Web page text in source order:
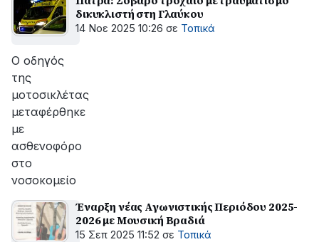
δικυκλιστή στη Γλαύκου
14 Νοε 2025 10:26 σε Τοπικά
Ο οδηγός
της
μοτοσικλέτας
μεταφέρθηκε
με
ασθενοφόρο
στο
νοσοκομείο
Έναρξη νέας Αγωνιστικής Περιόδου 2025-
2026 με Μουσική Βραδιά
15 Σεπ 2025 11:52 σε Τοπικά